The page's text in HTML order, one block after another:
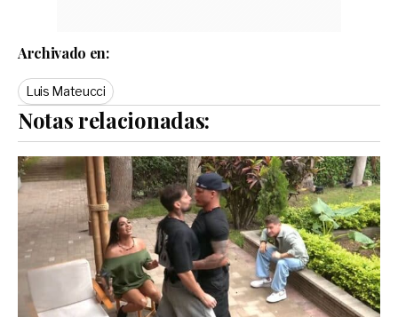
Archivado en:
Luis Mateucci
Notas relacionadas: